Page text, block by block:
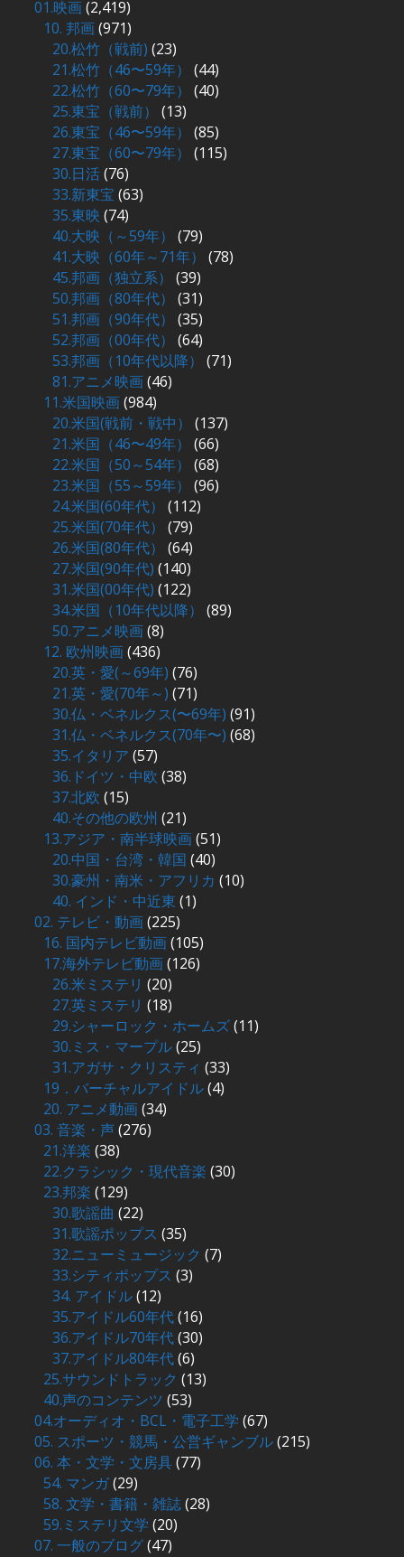
01.映画(2,419)
10. 邦画(971)
20.松竹（戦前) (23)
21.松竹（46〜59年）
(44)
22.松竹（60〜79年）
(40)
25.東宝（戦前）
(13)
26.東宝（46〜59年）
(85)
27.東宝（60〜79年）
(115)
30.日活(76)
33.新東宝(63)
35.東映 (74)
40.大映（～59年）
(79)
41.大映（60年～71年）
(78)
45.邦画（独立系）
(39)
50.邦画（80年代）
(31)
51.邦画（90年代）
(35)
52.邦画（00年代）
(64)
53.邦画（10年代以降）
(71)
81.アニメ映画(46)
11.米国映画(984)
20.米国(戦前・戦中）
(137)
21.米国（46〜49年）
(66)
22.米国（50～54年）
(68)
23.米国（55～59年）
(96)
24.米国(60年代）
(112)
25.米国(70年代）
(79)
26.米国(80年代）
(64)
27.米国(90年代) (140)
31.米国(00年代) (122)
34.米国（10年代以降）
(89)
50.アニメ映画(8)
12. 欧州映画(436)
20.英・愛(～69年) (76)
21.英・愛(70年～) (71)
30.仏・ベネルクス(〜69年) (91)
31.仏・ベネルクス(70年〜) (68)
35.イタリア (57)
36.ドイツ・中欧 (38)
37.北欧 (15)
40.その他の欧州 (21)
13.アジア・南半球映画(51)
20.中国・台湾・韓国 (40)
30.豪州・南米・アフリカ (10)
40. インド・中近東 (1)
02. テレビ・動画(225)
16. 国内テレビ動画(105)
17.海外テレビ動画(126)
26.米ミステリ (20)
27.英ミステリ (18)
29.シャーロック・ホームズ(11)
30.ミス・マープル(25)
31.アガサ・クリスティ (33)
19．バーチャルアイドル(4)
20. アニメ動画(34)
03. 音楽・声(276)
21.洋楽 (38)
22.クラシック・現代音楽 (30)
23.邦楽 (129)
30.歌謡曲 (22)
31.歌謡ポップス (35)
32.ニューミュージック (7)
33.シティポップス (3)
34. アイドル(12)
35.アイドル60年代(16)
36.アイドル70年代(30)
37.アイドル80年代(6)
25.サウンドトラック (13)
40.声のコンテンツ (53)
04.オーディオ・BCL・電子工学 (67)
05. スポーツ・競馬・公営ギャンブル(215)
06. 本・文学・文房具(77)
54. マンガ(29)
58. 文学・書籍・雑誌(28)
59.ミステリ文学 (20)
07. 一般のブログ(47)